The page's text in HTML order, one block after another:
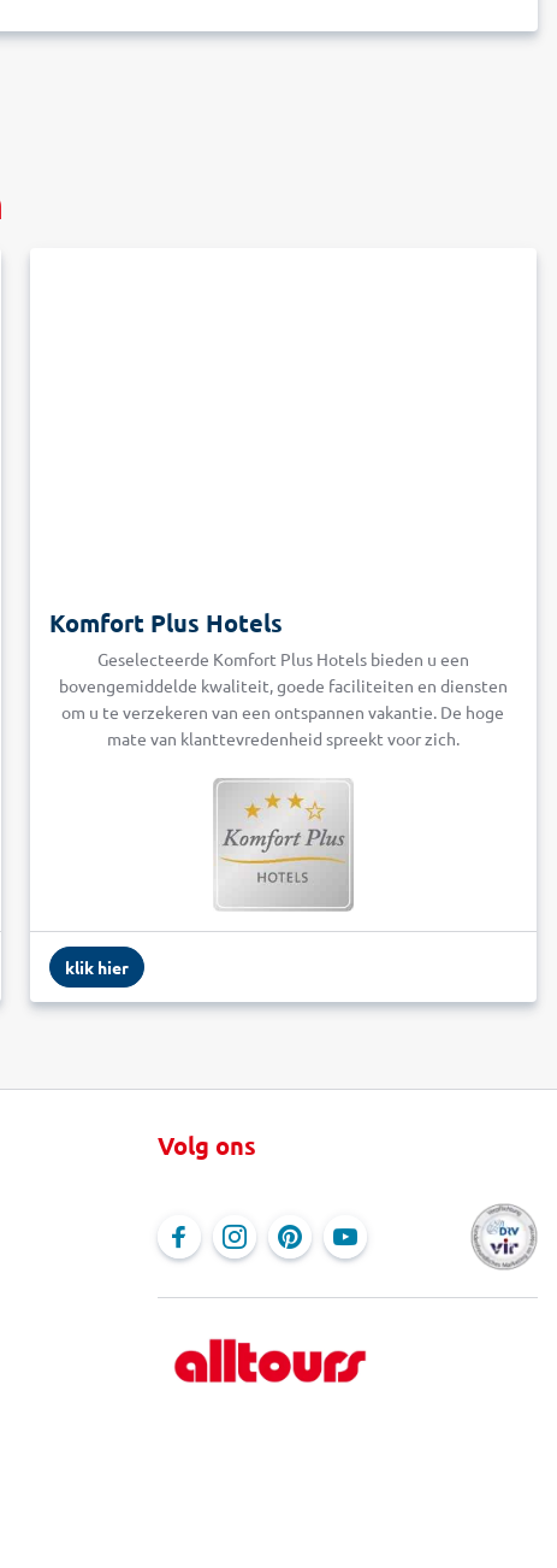
Komfort Plus Hotels
Geselecteerde Komfort Plus Hotels bieden u een
bovengemiddelde kwaliteit, goede faciliteiten en diensten
om u te verzekeren van een ontspannen vakantie. De hoge
mate van klanttevredenheid spreekt voor zich.
klik hier
Volg ons